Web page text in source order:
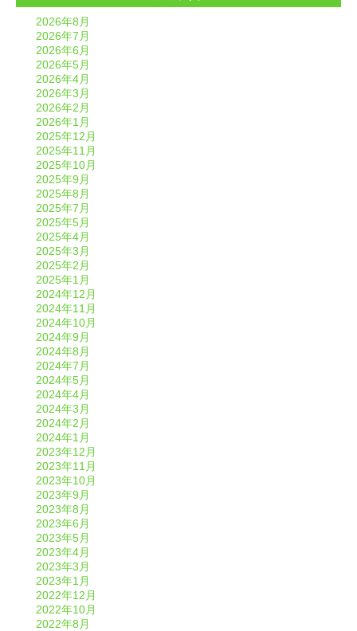
2026年8月
2026年7月
2026年6月
2026年5月
2026年4月
2026年3月
2026年2月
2026年1月
2025年12月
2025年11月
2025年10月
2025年9月
2025年8月
2025年7月
2025年5月
2025年4月
2025年3月
2025年2月
2025年1月
2024年12月
2024年11月
2024年10月
2024年9月
2024年8月
2024年7月
2024年5月
2024年4月
2024年3月
2024年2月
2024年1月
2023年12月
2023年11月
2023年10月
2023年9月
2023年8月
2023年6月
2023年5月
2023年4月
2023年3月
2023年1月
2022年12月
2022年10月
2022年8月